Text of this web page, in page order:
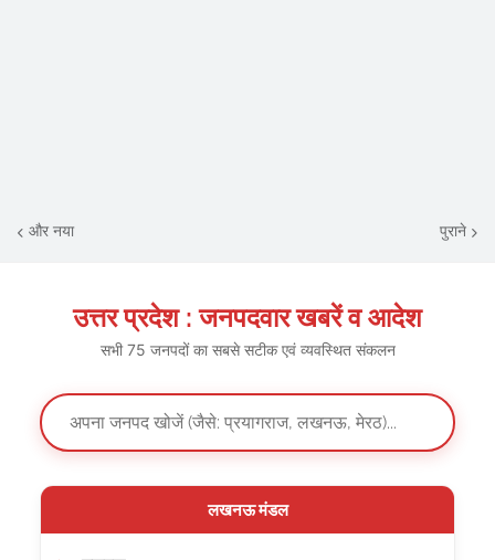
और नया पुराने
उत्तर प्रदेश : जनपदवार खबरें व आदेश
सभी 75 जनपदों का सबसे सटीक एवं व्यवस्थित संकलन
लखनऊ मंडल